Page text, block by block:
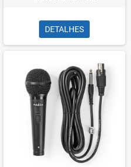
DETALHES